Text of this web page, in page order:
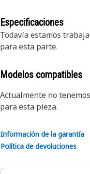
Especificaciones
Todavía estamos
para esta parte.
Modelos compatibles
Actualmente no
para esta pieza.
Información de la garantía
Política de devoluciones